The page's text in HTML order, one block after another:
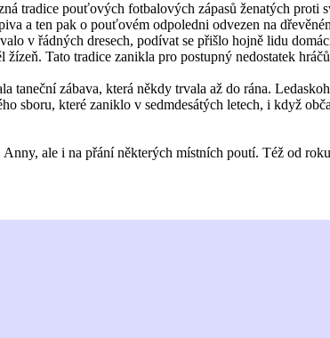
tradice pouťových fotbalových zápasů ženatých proti
a ten pak o pouťovém odpoledni odvezen na
v řádných dresech, podívat se přišlo hojně lidu
Tato tradice zanikla pro postupný nedostatek
taneční zábava, která někdy trvala až do rána.
sboru, které zaniklo v sedmdesátých letech, i když
ale i na přání některých místních poutí. Též od